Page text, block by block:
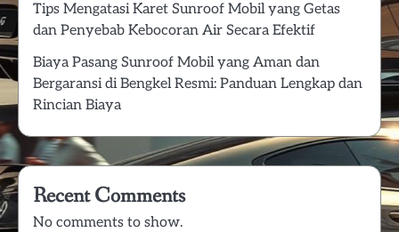
Tips Mengatasi Karet Sunroof Mobil yang Getas
dan Penyebab Kebocoran Air Secara Efektif
Biaya Pasang Sunroof Mobil yang Aman dan
Bergaransi di Bengkel Resmi: Panduan Lengkap dan
Rincian Biaya
Recent Comments
No comments to show.